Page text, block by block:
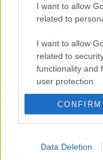
I want to allow
related to
I want to allow
related to
functionality and
user protection.
CONFIRM
Data Deletion
Kibaszott
Helyszín:Három
Időpont:
2025.
Belépő:2500 Ft
Facebook-
kibaszott emberek